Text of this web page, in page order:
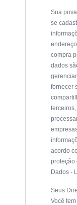
Sua
se
compra
dados
fornecer
acordo
proteção
Dados -
Seus
Você